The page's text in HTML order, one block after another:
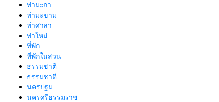
ท่ามะกา
ท่ามะขาม
ท่าศาลา
ท่าใหม่
ที่พัก
ที่พักในสวน
ธรรมชาติ
ธรรมชาตื
นครปฐม
นครศรีธรรมราช